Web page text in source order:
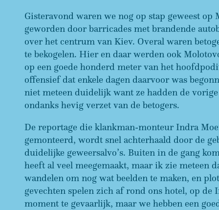
Gisteravond waren we nog op stap geweest
geworden door barricades met brandende
over het centrum van Kiev. Overal waren
te bekogelen. Hier en daar werden ook
op een goede honderd meter van het
offensief dat enkele dagen daarvoor was
niet meteen duidelijk want ze hadden de
ondanks hevig verzet van de betogers.
De reportage die klankman-monteur Indra
gemonteerd, wordt snel achterhaald door de
duidelijke geweersalvo’s. Buiten in de gang
heeft al veel meegemaakt, maar ik zie meteen
wandelen om nog wat beelden te maken, en
gevechten spelen zich af rond ons hotel, op
moment te gevaarlijk, maar we hebben een